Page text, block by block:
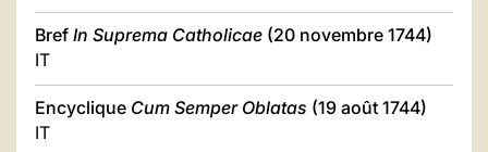
Bref In Suprema Catholicae (20 novembre 1744)
IT
Encyclique Cum Semper Oblatas (19 août 1744)
IT